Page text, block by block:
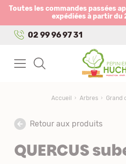
Toutes les commandes passées
expédiées à partir du
02 99 96 97 31
Accueil Arbres Grand
Retour aux produits
QUERCUS
Panneau de gestion des cookies